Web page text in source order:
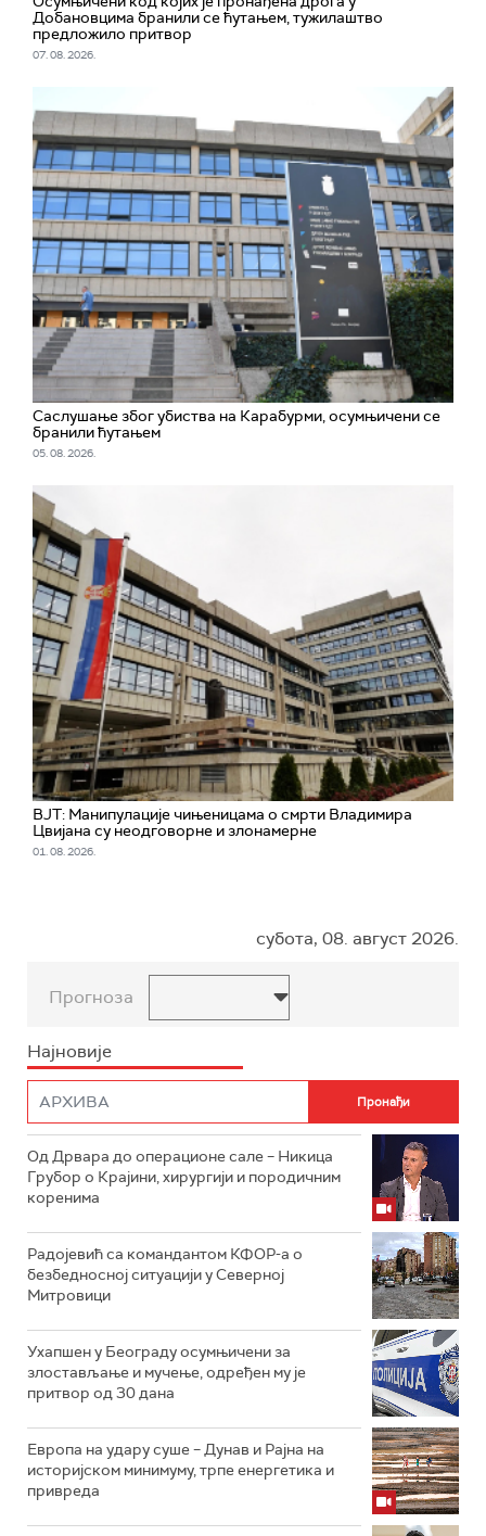
Добановцима бранили се ћутањем, тужилаштво
предложило притвор
07. 08. 2026.
Саслушање због убиства на Карабурми, осумњичени се
бранили ћутањем
05. 08. 2026.
ВЈТ: Манипулације чињеницама о смрти Владимира
Цвијана су неодговорне и злонамерне
01. 08. 2026.
субота, 08. август 2026.
Прогноза
Најновије
Од Дрвара до операционе сале – Никица
Грубор о Крајини, хирургији и породичним
коренима
Радојевић са командантом КФОР-а о
безбедносној ситуацији у Северној
Митровици
Ухапшен у Београду осумњичени за
злостављање и мучење, одређен му је
притвор од 30 дана
Европа на удару суше – Дунав и Рајна на
историјском минимуму, трпе енергетика и
привреда